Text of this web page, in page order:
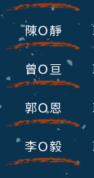
陳Ｏ靜
曾Ｏ亘
郭Ｏ恩
李Ｏ毅